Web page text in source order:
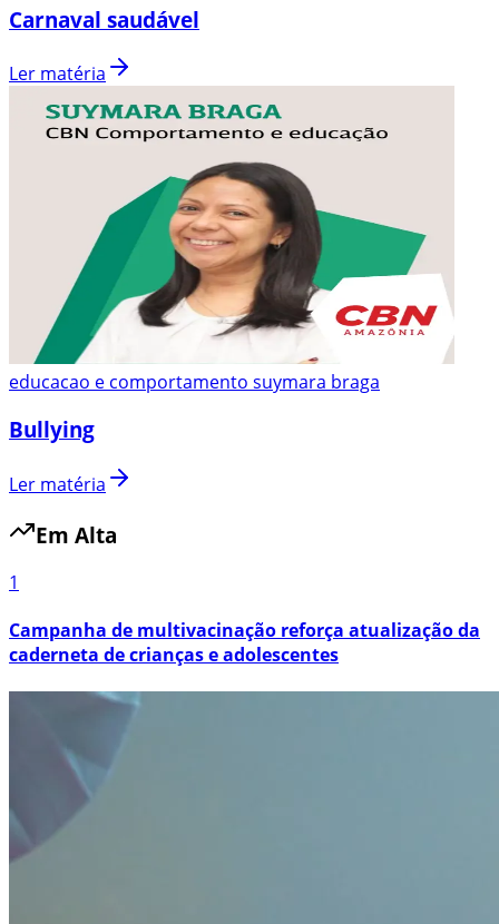
Carnaval saudável
Ler matéria
educacao e comportamento suymara braga
Bullying
Ler matéria
Em Alta
1
Campanha de multivacinação reforça atualização da
caderneta de crianças e adolescentes